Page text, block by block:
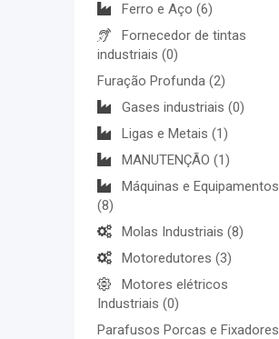
Ferro e Aço (6)
Fornecedor de tintas
industriais (0)
Furação Profunda (2)
Gases industriais (0)
Ligas e Metais (1)
MANUTENÇÃO (1)
Máquinas e Equipamentos
(8)
Molas Industriais (8)
Motoredutores (3)
Motores elétricos
Industriais (0)
Parafusos Porcas e Fixadores